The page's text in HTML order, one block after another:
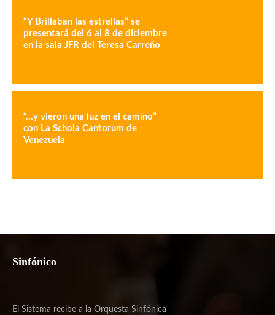
“Y Brillaban las estrellas” se
presentará del 6 al 8 de diciembre
en la sala JFR del Teresa Carreño
“…y vieron una luz en el camino”
con La Schola Cantorum de
Venezuela
Sinfónico
El Sistema recibe a la Orquesta Sinfónica